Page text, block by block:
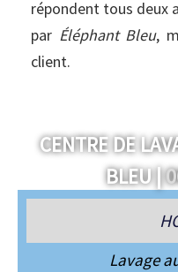
répondent tous deux
par Éléphant Bleu,
client.
CENTRE DE
BLEU |
Lavage